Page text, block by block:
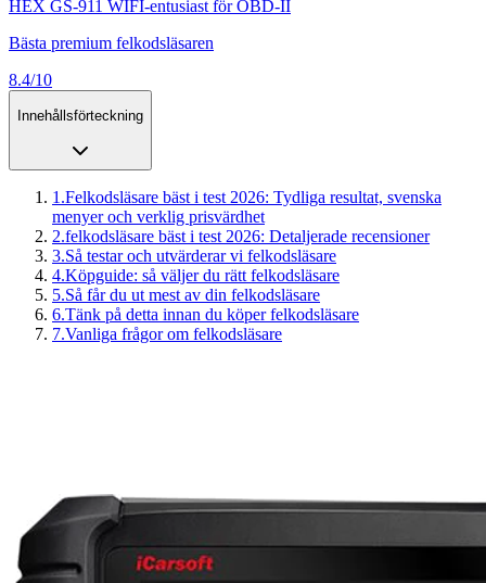
HEX GS-911 WIFI-entusiast för OBD-II
Bästa premium felkodsläsaren
8.4/10
Innehållsförteckning
1 .Felkodsläsare bäst i test 2026: Tydliga resultat, svenska
menyer och verklig prisvärdhet
2.felkodsläsare bäst i test 2026: Detaljerade recensioner
3.Så testar och utvärderar vi felkodsläsare
4.Köpguide: så väljer du rätt felkodsläsare
5.Så får du ut mest av din felkodsläsare
6.Tänk på detta innan du köper felkodsläsare
7.Vanliga frågor om felkodsläsare